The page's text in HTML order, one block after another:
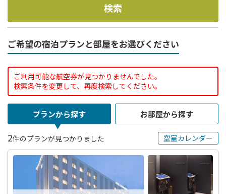
検索
ご希望の宿泊プランと部屋をお選びください
ご利用可能な航空券が見つかりませんでした。
検索条件を変更して、再度検索してください。
プランから探す お部屋から探す
2件のプランが見つかりました 空室カレンダー